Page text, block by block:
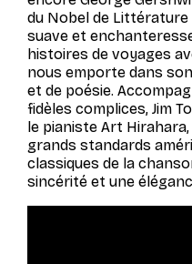
du Nobel de Littérature
suave et
histoires de voyages
nous emporte dans
et de poésie.
fidèles complices, Jim
le pianiste Art
grands standards
classiques de la
sincérité et une